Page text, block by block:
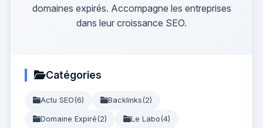
domaines expirés. Accompagne les entreprises
dans leur croissance SEO.
Catégories
Actu SEO(6) Backlinks(2)
Domaine Expiré(2) Le Labo(4)